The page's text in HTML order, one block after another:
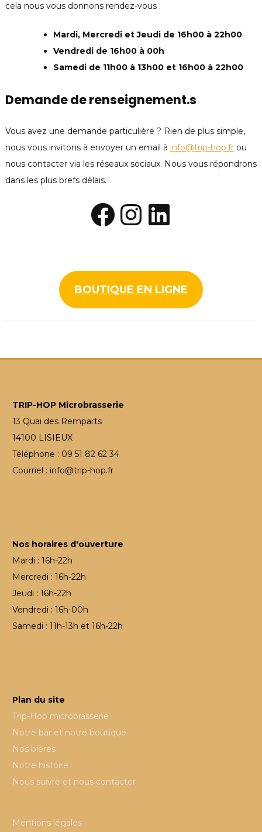
cela nous vous donnons rendez-vous :
Mardi, Mercredi et Jeudi de 16h00 à 22h00
Vendredi de 16h00 à 00h
Samedi de 11h00 à 13h00 et 16h00 à 22h00
Demande de renseignement.s
Vous avez une demande particulière ? Rien de plus simple,
nous vous invitons à envoyer un email à info@trip-hop.fr ou
nous contacter via les réseaux sociaux. Nous vous répondrons
dans les plus brefs délais.
Facebook
Instagram
BOUTIQUE EN LIGNE
TRIP-HOP Microbrasserie
13 Quai des Remparts
14100 LISIEUX
Téléphone : 09 51 82 62 34
Courriel : info@trip-hop.fr
Nos horaires d'ouverture
Mardi : 16h-22h
Mercredi : 16h-22h
Jeudi : 16h-22h
Vendredi : 16h-00h
Samedi : 11h-13h et 16h-22h
Plan du site
Trip-Hop microbrasserie
Notre bar et notre boutique
Nos bières
Notre histoire
Nous suivre et nous contacter
Mentions légales